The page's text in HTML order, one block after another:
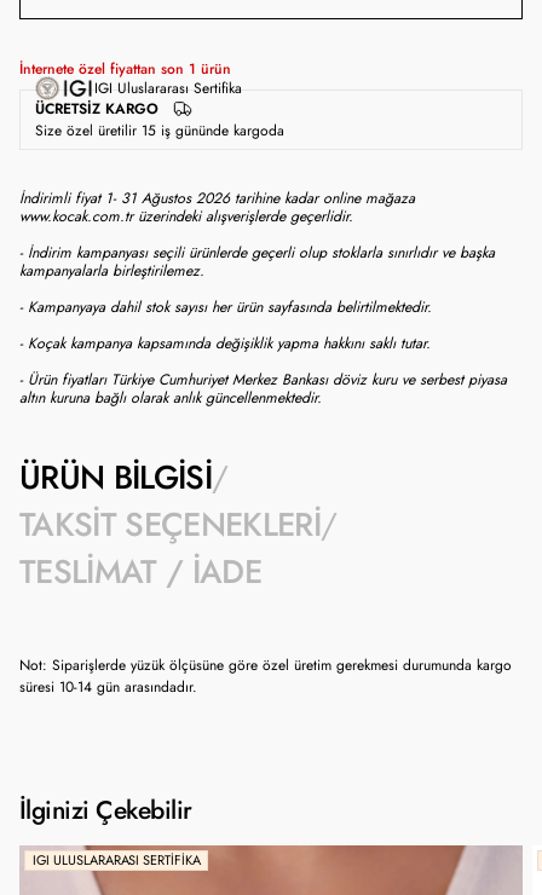
İnternete özel fiyattan son 1 ürün
ÜCRETSIZ KARGO
IGI Uluslararası Sertifika
Size özel üretilir 15 iş gününde kargoda
İndirimli fiyat 1- 31 Ağustos 2026 tarihine kadar online mağaza
www.kocak.com.tr üzerindeki alışverişlerde geçerlidir.
- İndirim kampanyası seçili ürünlerde geçerli olup stoklarla sınırlıdır ve başka
kampanyalarla birleştirilemez.
- Kampanyaya dahil stok sayısı her ürün sayfasında belirtilmektedir.
- Koçak kampanya kapsamında değişiklik yapma hakkını saklı tutar.
- Ürün fiyatları Türkiye Cumhuriyet Merkez Bankası döviz kuru ve serbest piyasa
altın kuruna bağlı olarak anlık güncellenmektedir.
ÜRÜN BILGISI
TAKSIT SEÇENEKLERI
TESLIMAT / İADE
Not: Siparişlerde yüzük ölçüsüne göre özel üretim gerekmesi durumunda kargo
süresi 10-14 gün arasındadır.
İlginizi Çekebilir
IGI ULUSLARARASI SERTIFIKA